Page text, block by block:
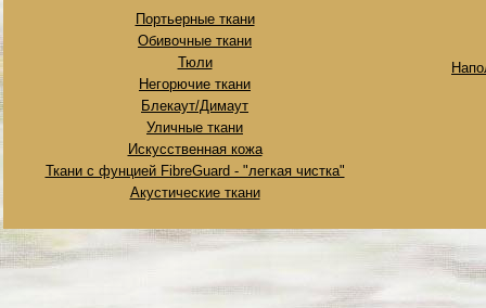
Портьерные ткани
Обивочные ткани
Тюли
Негорючие ткани
Блекаут/Димаут
Уличные ткани
Искусственная кожа
Ткани с фунцией FibreGuard - "легкая чистка"
Акустические ткани